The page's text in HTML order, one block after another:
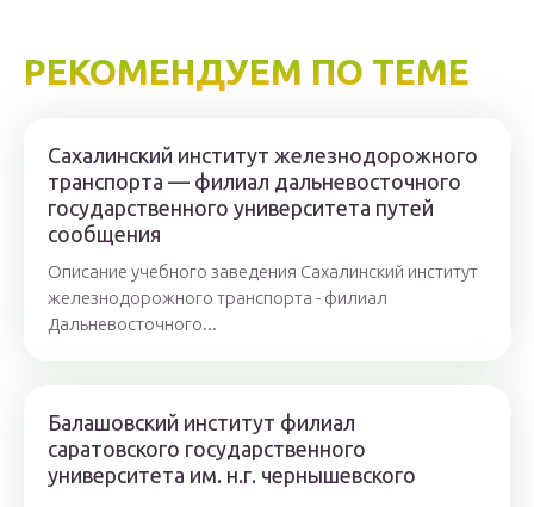
РЕКОМЕНДУЕМ ПО ТЕМЕ
Сахалинский институт железнодорожного
транспорта — филиал дальневосточного
государственного университета путей
сообщения
Описание учебного заведения Сахалинский институт
железнодорожного транспорта - филиал
Дальневосточного...
Балашовский институт филиал
саратовского государственного
университета им. н.г. чернышевского